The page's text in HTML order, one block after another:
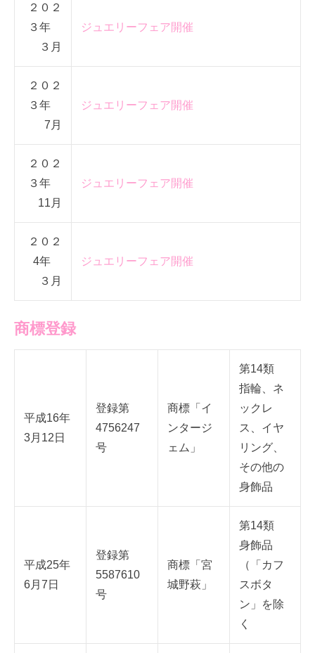
２０２
３年
３月
ジュエリーフェア開催
２０２
３年
7月
ジュエリーフェア開催
２０２
３年
11月
ジュエリーフェア開催
２０２
4年
３月
ジュエリーフェア開催
商標登録
平成16年
3月12日
登録第
4756247
号
商標「イ
ンタージ
ェム」
第14類
指輪、ネ
ックレ
ス、イヤ
リング、
その他の
身飾品
平成25年
6月7日
登録第
5587610
号
商標「宮
城野萩」
第14類
身飾品
（「カフ
スボタ
ン」を除
く